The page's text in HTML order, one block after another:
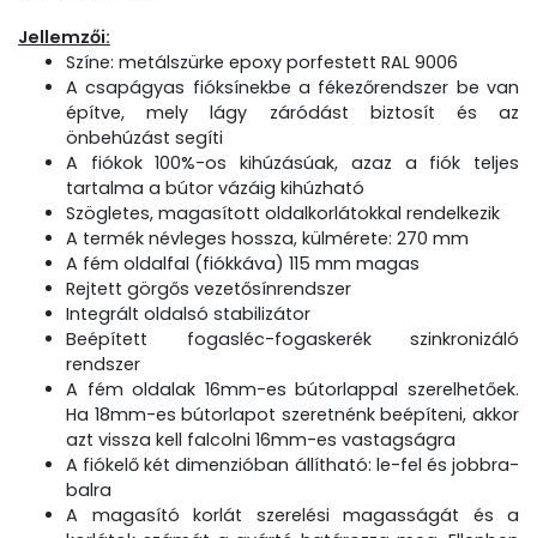
Jellemzői:
Színe: metálszürke epoxy porfestett RAL 9006
A csapágyas fióksínekbe a fékezőrendszer be van
építve, mely lágy záródást biztosít és az
önbehúzást segíti
A fiókok 100%-os kihúzásúak, azaz a fiók teljes
tartalma a bútor vázáig kihúzható
Szögletes, magasított oldalkorlátokkal rendelkezik
A termék névleges hossza, külmérete: 270 mm
A fém oldalfal (fiókkáva) 115 mm magas
Rejtett görgős vezetősínrendszer
Integrált oldalsó stabilizátor
Beépített fogasléc-fogaskerék szinkronizáló
rendszer
A fém oldalak 16mm-es bútorlappal szerelhetőek.
Ha 18mm-es bútorlapot szeretnénk beépíteni, akkor
azt vissza kell falcolni 16mm-es vastagságra
A fiókelő két dimenzióban állítható: le-fel és jobbra-
balra
A magasító korlát szerelési magasságát és a